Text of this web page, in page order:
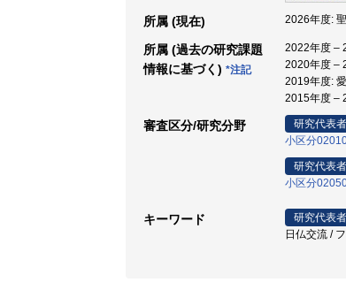
所属 (現在) 2026年度:
所属 (過去の研究課題
情報に基づく) *注記
2022年度 –
2020年度 –
2019年度:
2015年度 –
審査区分/研究分野
研究代表者
小区分
研究代表
小区分
キーワード
研究代表者
日仏交流 /